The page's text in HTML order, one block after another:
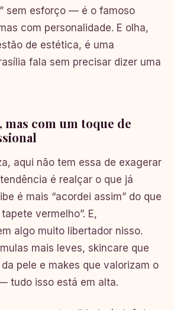
sem esforço — é o famoso
com personalidade. E olha,
de estética, é uma
fala sem precisar dizer uma
mas com um toque de
aqui não tem essa de exagerar
é realçar o que já
é mais “acordei assim” do que
vermelho”. E,
algo muito libertador nisso.
mais leves, skincare que
pele e makes que valorizam o
tudo isso está em alta.